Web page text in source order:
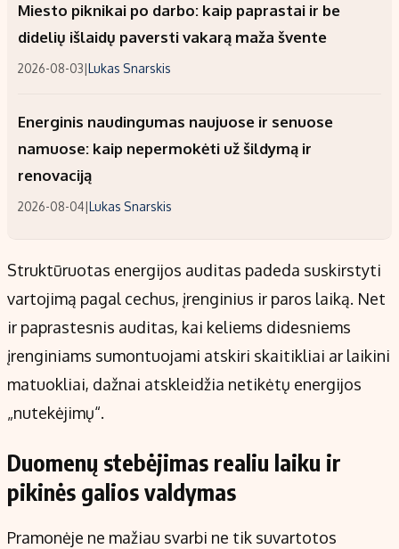
Miesto piknikai po darbo: kaip paprastai ir be
didelių išlaidų paversti vakarą maža švente
2026-08-03|Lukas Snarskis
Energinis naudingumas naujuose ir senuose
namuose: kaip nepermokėti už šildymą ir
renovaciją
2026-08-04|Lukas Snarskis
Struktūruotas energijos auditas padeda suskirstyti
vartojimą pagal cechus, įrenginius ir paros laiką. Net
ir paprastesnis auditas, kai keliems didesniems
įrenginiams sumontuojami atskiri skaitikliai ar laikini
matuokliai, dažnai atskleidžia netikėtų energijos
„nutekėjimų“.
Duomenų stebėjimas realiu laiku ir
pikinės galios valdymas
Pramonėje ne mažiau svarbi ne tik suvartotos